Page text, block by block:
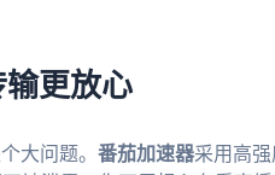
更放心
大问题。 番茄加速器采用高强